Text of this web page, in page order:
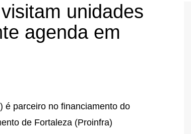
unidades
agenda em
é parceiro no financiamento do
de Fortaleza (Proinfra)